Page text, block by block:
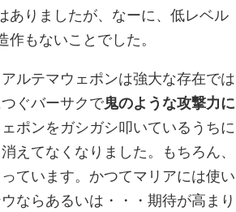
ありましたが、なーに、低レベル
もないことでした。
ルテマウェポンは強大な存在では
ぐバーサクで鬼のような攻撃力に
ポンをガシガシ叩いているうちに
えてなくなりました。もちろん、
ています。かつてマリアには使い
ならあるいは・・・期待が高まり